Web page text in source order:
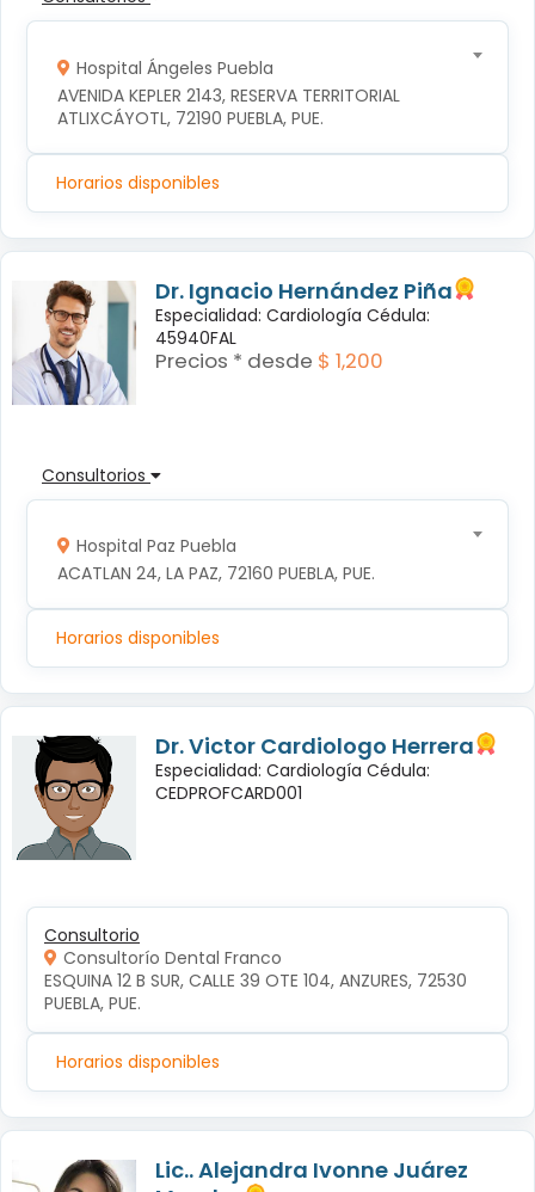
Hospital Ángeles Puebla
AVENIDA KEPLER 2143, RESERVA TERRITORIAL
ATLIXCÁYOTL, 72190 PUEBLA, PUE.
Horarios disponibles
Dr. Ignacio Hernández Piña
Especialidad: Cardiología Cédula:
45940FAL
Precios * desde $ 1,200
Consultorios
Hospital Paz Puebla
ACATLAN 24, LA PAZ, 72160 PUEBLA, PUE.
Horarios disponibles
Dr. Victor Cardiologo Herrera
Especialidad: Cardiología Cédula:
CEDPROFCARD001
Consultorio
Consultorío Dental Franco
ESQUINA 12 B SUR, CALLE 39 OTE 104, ANZURES, 72530
PUEBLA, PUE.
Horarios disponibles
Lic.. Alejandra Ivonne Juárez